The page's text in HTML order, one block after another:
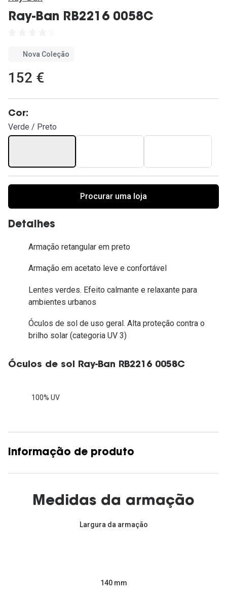
Ray-Ban RB2216 0058C
Nova Coleção
152 €
Cor:
Verde / Preto
Procurar uma loja
Detalhes
Armação retangular em preto
Armação em acetato leve e confortável
Lentes verdes. Efeito calmante e relaxante para
ambientes urbanos
Óculos de sol de uso geral. Alta proteção contra o
brilho solar (categoria UV 3)
Óculos de sol Ray-Ban RB2216 0058C
100% UV
Informação de produto
Medidas da armação
Largura da armação
140 mm